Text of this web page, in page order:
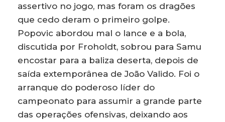
assertivo no jogo, mas foram os dragões
que cedo deram o primeiro golpe.
Popovic abordou mal o lance e a bola,
discutida por Froholdt, sobrou para Samu
encostar para a baliza deserta, depois de
saída extemporânea de João Valido. Foi o
arranque do poderoso líder do
campeonato para assumir a grande parte
das operações ofensivas, deixando aos